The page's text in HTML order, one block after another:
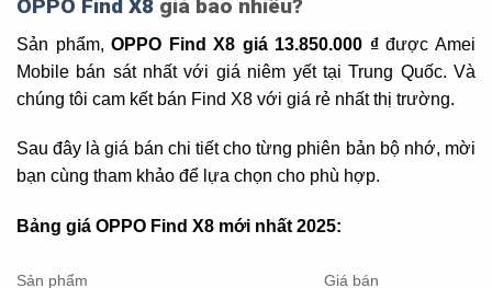
OPPO Find X8 giá bao nhiêu?
Sản phẩm,OPPO Find X8 giá 13.850.000 ₫được Amei
Mobile bán sát nhất với giá niêm yết tại Trung Quốc. Và
chúng tôi cam kết bán Find X8 với giá rẻ nhất thị trường.
Sau đây là giá bán chi tiết cho từng phiên bản bộ nhớ, mời
bạn cùng tham khảo để lựa chọn cho phù hợp.
Bảng giá OPPO Find X8 mới nhất 2025:
Sản phẩm Giá bán